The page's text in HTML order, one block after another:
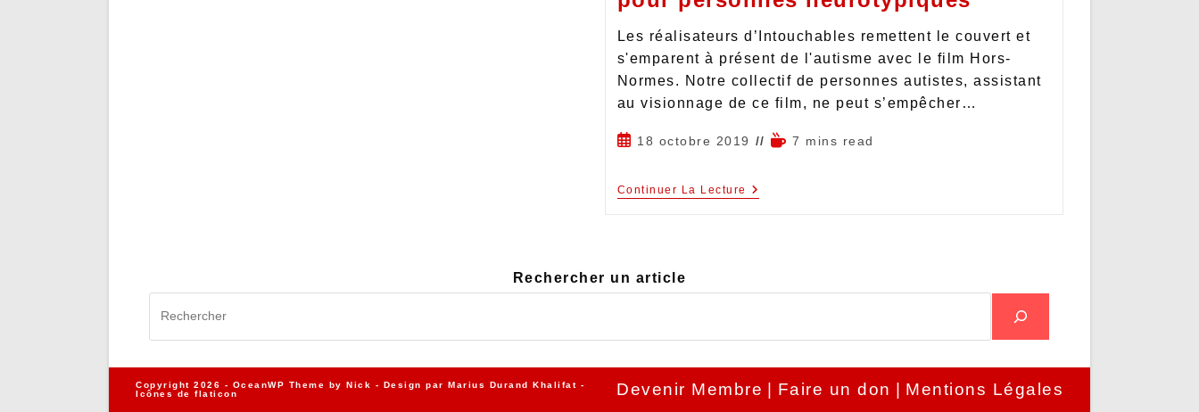
Les réalisateurs d’Intouchables remettent le couvert et
s'emparent à présent de l'autisme avec le film Hors-
Normes. Notre collectif de personnes autistes, assistant
au visionnage de ce film, ne peut s’empêcher…
18 octobre 2019 7 mins read
Continuer La Lecture
Rechercher un article
Devenir Membre Faire un don Mentions Légales
Copyright 2026 - OceanWP Theme by Nick - Design par Marius Durand Khalifat -
Icônes de flaticon